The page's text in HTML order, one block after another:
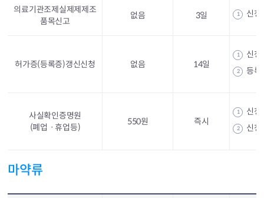
의료기관조제실제제제조
품목신고
없음 3일 1 신청
허가증(등록증)갱신신청 없음 14일
1 신청
2 등록
사실확인증명원
(폐업ㆍ휴업등)
550원 즉시
1 신청
2 신청
마약류